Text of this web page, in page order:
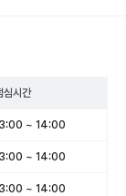
심시간
~ 14:00
~ 14:00
~ 14:00